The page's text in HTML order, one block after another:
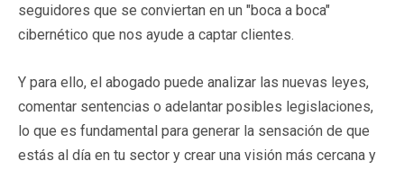
seguidores que se conviertan en un "boca a boca"
cibernético que nos ayude a captar clientes.
Y para ello, el abogado puede analizar las nuevas leyes,
comentar sentencias o adelantar posibles legislaciones,
lo que es fundamental para generar la sensación de que
estás al día en tu sector y crear una visión más cercana y